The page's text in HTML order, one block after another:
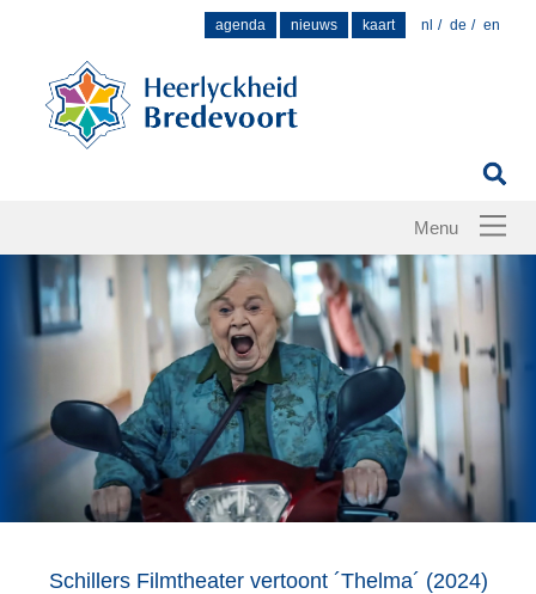
agenda nieuws kaart nl de en
Schillers Filmtheater vertoont ´Thelma´ (2024)